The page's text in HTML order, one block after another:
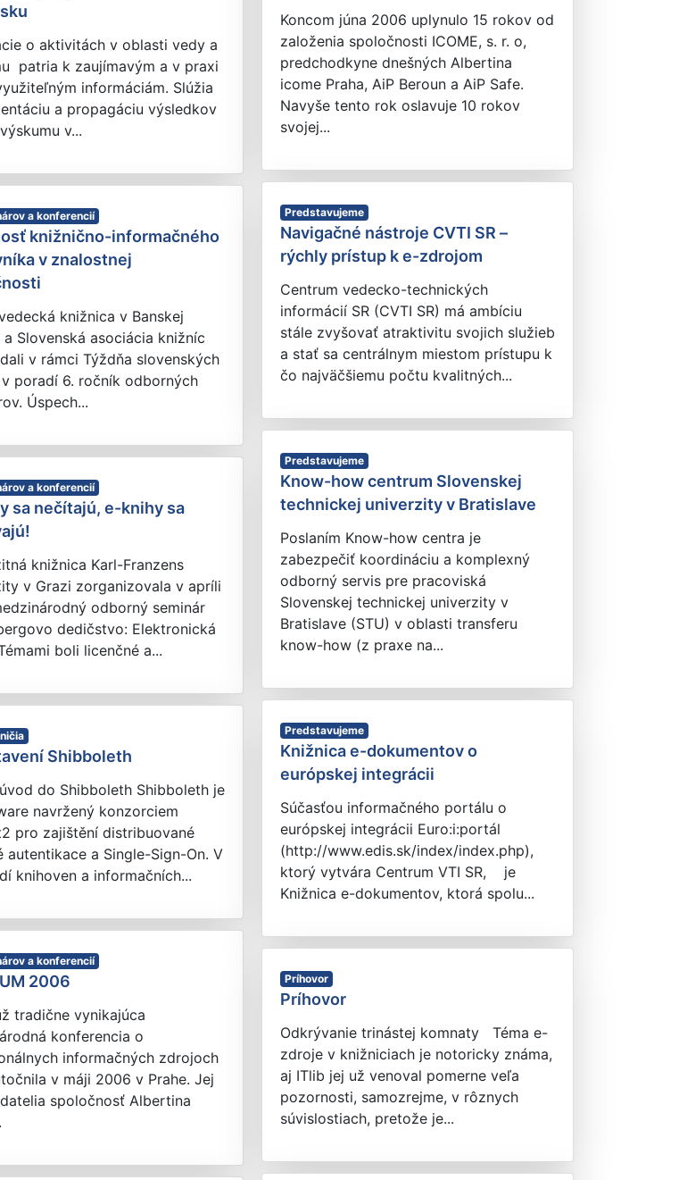
o aktivitách v oblasti vedy a
patria k zaujímavým a v praxi
informáciám. Slúžia
a propagáciu výsledkov
v...
a konferencií
knižnično-informačného
v znalostnej
knižnica v Banskej
Slovenská asociácia knižníc
v rámci Týždňa slovenských
poradí 6. ročník odborných
Úspech...
a konferencií
sa nečítajú, e-knihy sa
knižnica Karl-Franzens
v Grazi zorganizovala v apríli
odborný seminár
dedičstvo: Elektronická
boli licenčné a...
Shibboleth
do Shibboleth Shibboleth je
navržený konzorciem
pro zajištění distribuované
autentikace a Single-Sign-On. V
knihoven a informačních...
a konferencií
2006
tradične vynikajúca
konferencia o
informačných zdrojoch
v máji 2006 v Prahe. Jej
spoločnosť Albertina
Koncom júna 2006 uplynulo 15 rokov od
založenia spoločnosti ICOME, s. r. o,
predchodkyne dnešných Albertina
icome Praha, AiP Beroun a AiP Safe.
Navyše tento rok oslavuje 10 rokov
svojej...
Predstavujeme
Navigačné nástroje CVTI SR –
rýchly prístup k e-zdrojom
Centrum vedecko-technických
informácií SR (CVTI SR) má ambíciu
stále zvyšovať atraktivitu svojich služieb
a stať sa centrálnym miestom prístupu k
čo najväčšiemu počtu kvalitných...
Predstavujeme
Know-how centrum Slovenskej
technickej univerzity v Bratislave
Poslaním Know-how centra je
zabezpečiť koordináciu a komplexný
odborný servis pre pracoviská
Slovenskej technickej univerzity v
Bratislave (STU) v oblasti transferu
know-how (z praxe na...
Predstavujeme
Knižnica e-dokumentov o
európskej integrácii
Súčasťou informačného portálu o
európskej integrácii Euro:i:portál
(http://www.edis.sk/index/index.php),
ktorý vytvára Centrum VTI SR, je
Knižnica e-dokumentov, ktorá spolu...
Príhovor
Príhovor
Odkrývanie trinástej komnaty Téma e-
zdroje v knižniciach je notoricky známa,
aj ITlib jej už venoval pomerne veľa
pozornosti, samozrejme, v rôznych
súvislostiach, pretože je...